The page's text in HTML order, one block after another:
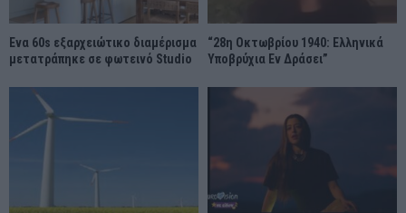
Ένα 60s εξαρχειώτικο διαμέρισμα
μετατράπηκε σε φωτεινό Studio
“28η Οκτωβρίου 1940: Ελληνικά
Υποβρύχια Εν Δράσει”